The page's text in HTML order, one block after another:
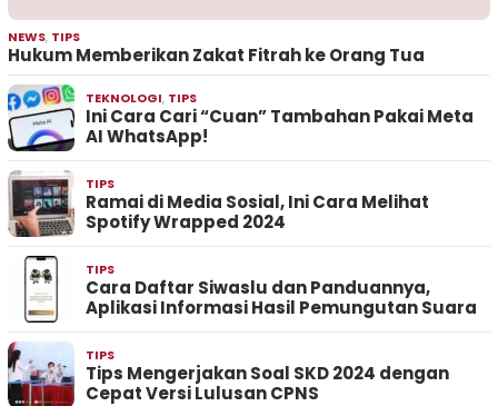
NEWS, TIPS
Hukum Memberikan Zakat Fitrah ke Orang Tua
TEKNOLOGI, TIPS
Ini Cara Cari “Cuan” Tambahan Pakai Meta
AI WhatsApp!
TIPS
Ramai di Media Sosial, Ini Cara Melihat
Spotify Wrapped 2024
TIPS
Cara Daftar Siwaslu dan Panduannya,
Aplikasi Informasi Hasil Pemungutan Suara
TIPS
Tips Mengerjakan Soal SKD 2024 dengan
Cepat Versi Lulusan CPNS